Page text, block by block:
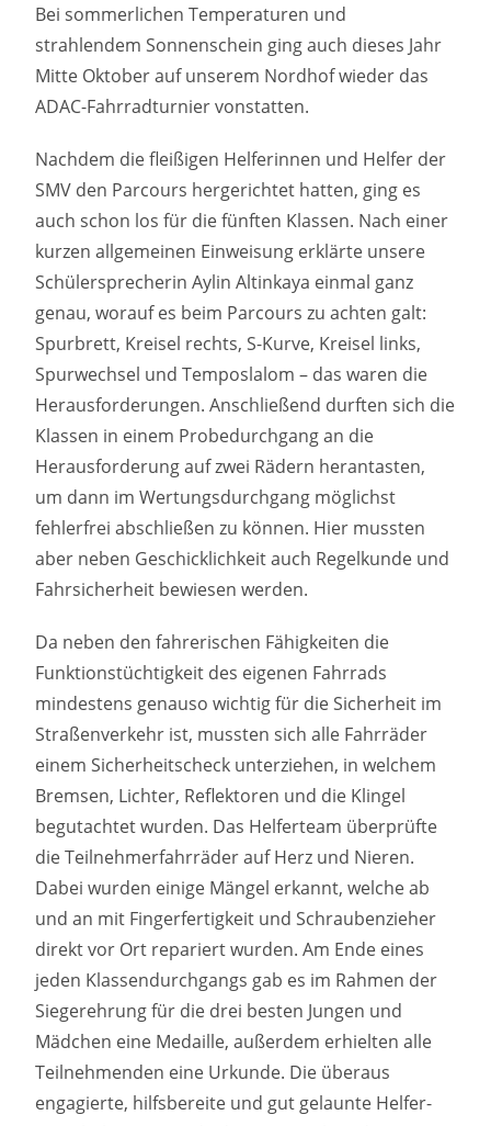
Bei sommerlichen Temperaturen und
strahlendem Sonnenschein ging auch dieses Jahr
Mitte Oktober auf unserem Nordhof wieder das
ADAC-Fahrradturnier vonstatten.
Nachdem die fleißigen Helferinnen und Helfer der
SMV den Parcours hergerichtet hatten, ging es
auch schon los für die fünften Klassen. Nach einer
kurzen allgemeinen Einweisung erklärte unsere
Schülersprecherin Aylin Altinkaya einmal ganz
genau, worauf es beim Parcours zu achten galt:
Spurbrett, Kreisel rechts, S-Kurve, Kreisel links,
Spurwechsel und Temposlalom – das waren die
Herausforderungen. Anschließend durften sich die
Klassen in einem Probedurchgang an die
Herausforderung auf zwei Rädern herantasten,
um dann im Wertungsdurchgang möglichst
fehlerfrei abschließen zu können. Hier mussten
aber neben Geschicklichkeit auch Regelkunde und
Fahrsicherheit bewiesen werden.
Da neben den fahrerischen Fähigkeiten die
Funktionstüchtigkeit des eigenen Fahrrads
mindestens genauso wichtig für die Sicherheit im
Straßenverkehr ist, mussten sich alle Fahrräder
einem Sicherheitscheck unterziehen, in welchem
Bremsen, Lichter, Reflektoren und die Klingel
begutachtet wurden. Das Helferteam überprüfte
die Teilnehmerfahrräder auf Herz und Nieren.
Dabei wurden einige Mängel erkannt, welche ab
und an mit Fingerfertigkeit und Schraubenzieher
direkt vor Ort repariert wurden. Am Ende eines
jeden Klassendurchgangs gab es im Rahmen der
Siegerehrung für die drei besten Jungen und
Mädchen eine Medaille, außerdem erhielten alle
Teilnehmenden eine Urkunde. Die überaus
engagierte, hilfsbereite und gut gelaunte Helfer-